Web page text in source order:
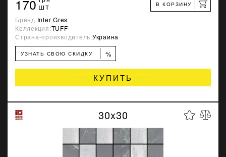
170 шт В КОРЗИНУ
Бренд:Inter Gres
Коллекция:TUFF
Страна-производитель:Украина
УЗНАТЬ СВОЮ СКИДКУ %
КУПИТЬ
30x30